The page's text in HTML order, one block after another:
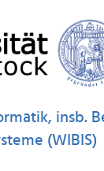
insb.
(WIBIS)